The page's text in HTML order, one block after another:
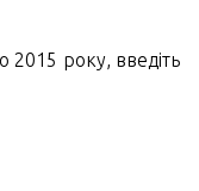
2015 року, введіть